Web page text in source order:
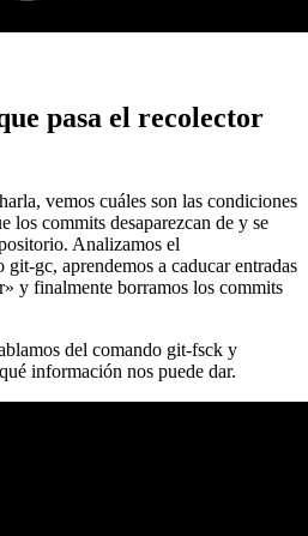
pasa el recolector
vemos cuáles son las condiciones
los commits desaparezcan de y se
Analizamos el
gc, aprendemos a caducar entradas
y finalmente borramos los commits
del comando git-fsck y
información nos puede dar.